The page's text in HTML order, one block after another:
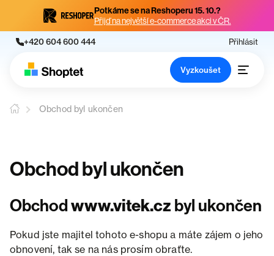
Potkáme se na Reshoperu 15. 10.?
Přijď na největší e-commerce akci v ČR.
+420 604 600 444 Přihlásit
Vyzkoušet
Obchod byl ukončen
Obchod byl ukončen
Obchodwww.vitek.cz byl ukončen
Pokud jste majitel tohoto e-shopu a máte zájem o jeho
obnovení, tak se na nás prosím obraťte.